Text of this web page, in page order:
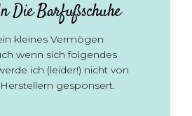
Die Barfußschuhe
kleines Vermögen
wenn sich folgendes
ich (leider!) nicht von
gesponsert.